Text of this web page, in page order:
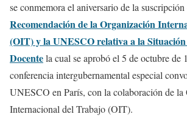
se conmemora el aniversario de la suscripción
Recomendación de la Organización
(OIT) y la UNESCO relativa a la
Docentela cual se aprobó el 5 de octubre de
conferencia intergubernamental especial
UNESCO en París, con la colaboración de la
Internacional del Trabajo (OIT).